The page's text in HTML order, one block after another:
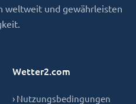
weltweit und gewährleisten
Wetter2.com
› Nutzungsbedingungen